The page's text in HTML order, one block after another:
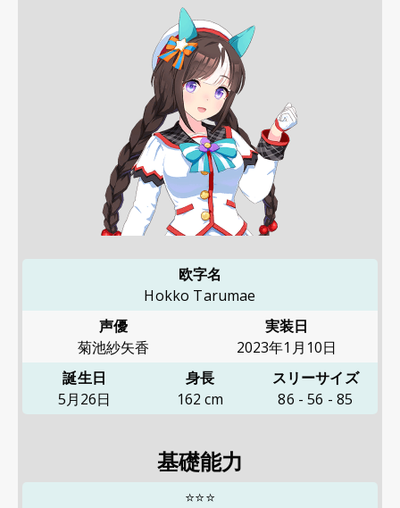
欧字名
Hokko Tarumae
声優
菊池紗矢香
実装日
2023年1月10日
誕生日
5月26日
身長
162 cm
スリーサイズ
86 -56 - 85
基礎能力
⭐⭐⭐